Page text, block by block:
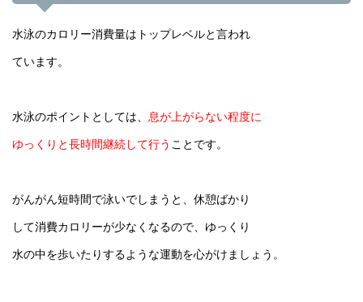
水泳のカロリー消費量はトップレベルと言われ
ています。
水泳のポイントとしては、 息が上がらない程度に
ゆっくりと長時間継続して行う ことです。
がんがん短時間で泳いでしまうと、休憩ばかり
して消費カロリーが少なくなるので、ゆっくり
水の中を歩いたりするような運動を心がけましょう。